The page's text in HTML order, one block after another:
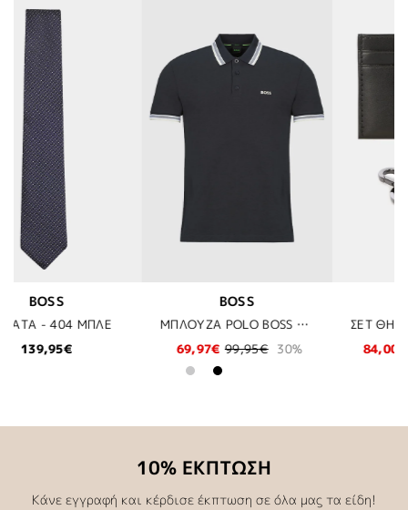
ΜΠΛΟΥΖΑ POLO BOSS - 426 DENIM
30%
ΣΕΤ ΘΗΚΗ ΚΑΡΤΩΝ ΚΑΙ ΜΠΡΕΛΟΚ BOSS - 001 ΜΑΥΡΟ
120,00€ 30% 97,97€ 139,95€
10% ΕΚΠΤΩΣΗ
Κάνε εγγραφή και κέρδισε έκπτωση σε όλα μας τα είδη!